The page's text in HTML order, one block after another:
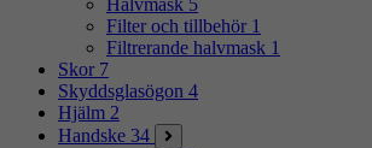
Halvmask 5
Filter och tillbehör 1
Filtrerande halvmask 1
Skor 7
Skyddsglasögon 4
Hjälm 2
Handske 34